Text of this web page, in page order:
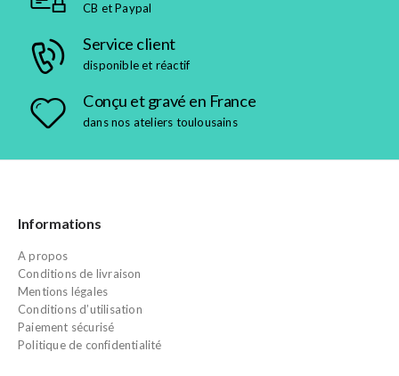
CB et Paypal
Service client
disponible et réactif
Conçu et gravé en France
dans nos ateliers toulousains
Informations
A propos
Conditions de livraison
Mentions légales
Conditions d’utilisation
Paiement sécurisé
Politique de confidentialité